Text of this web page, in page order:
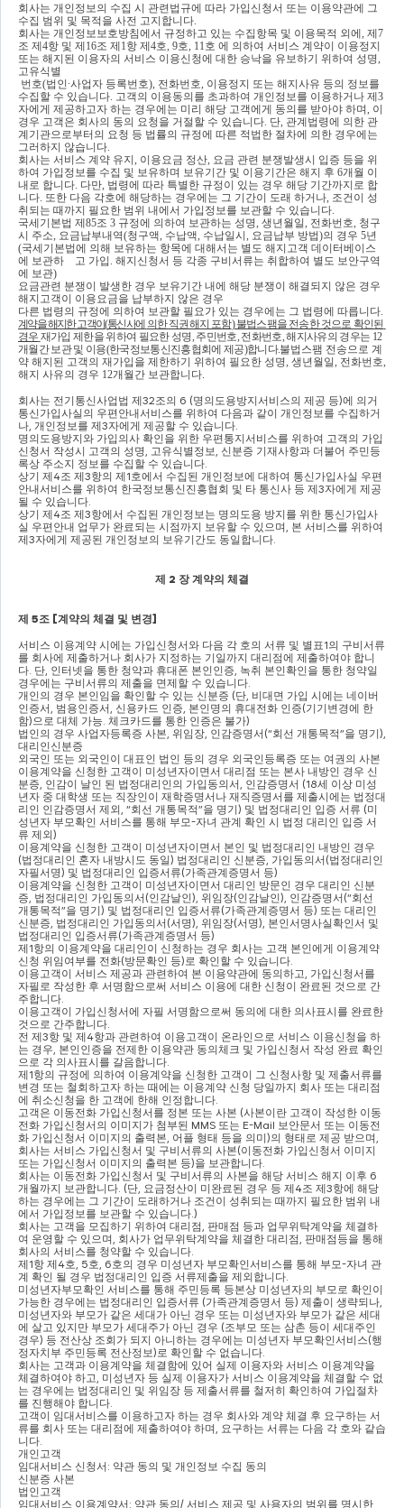
회사는 개인정보의 수집 시 관련법규에 따라 가입신청서 또는 이용약관에 그
수집 범위 및 목적을 사전 고지합니다
회사는 개인정보보호방침에서 규정하고 있는 수집항목 및 이용목적 외에 제7
조 제4항 및 제16조 제1 항 제4호 , 9호 , 11 호 에 의하여 서비스 계약이 이용정지
또는 해지된 이용자의 서비스 이용신청에 대한 승낙을 유보하기 위하여 성명
고유식별
번호(법인∙사업자 등록번호), 전화번호 이용정지 또는 해지사유 등의 정보를
수집할 수 있습니다 고객의 이용동의를 초과하여 개인정보를 이용하거나 제3
자에게 제공하고자 하는 경우에는 미리 해당 고객에게 동의를 받아야 하며 이
경우 고객은 회사의 동의 요청을 거절할 수 있습니다 단 관계법령에 의한 관
계기관으로부터의 요청 등 법률의 규정에 따른 적법한 절차에 의한 경우에는
그러하지 않습니다
회사는 서비스 계약 유지
이용요금 정산 요금 관련 분쟁발생시 입증 등을 위
하여 가입정보를 수집 및 보유하며 보유기간 및 이용기간은 해지 후 6개월 이
내로 합니다 다만 법령에 따라 특별한 규정이 있는 경우 해당 기간까지로 합
니다 또한 다음 각호에 해당하는 경우에는 그 기간이 도래 하거나 조건이 성
취되는 때까지 필요한 범위 내에서 가입정보를 보관할 수 있습니다
국세기본법 제85조 3 규정에 의하여 보관하는 성명 생년월일 전화번호 청구
시 주소
요금납부내역(청구액 수납액 수납일시 요금납부 방법)의 경우 5
(국세기본법에 의해 보유하는 항목에 대해서는 별도 해지고객 데이터베이스
에 보관하    고 가입 해지신청서 등 각종 구비서류는 취합하여 별도 보안구역
에 보관)
요금관련 분쟁이 발생한 경우 보유기간 내에 해당 분쟁이 해결되지 않은 경우
해지고객이 이용요금을 납부하지 않은 경우
다른 법령의 규정에 의하여 보관할 필요가 있는 경우에는 그 법령에 따릅니다
계약을 해지한 고객이(통신사에 의한 직권해지 포함) 불법스팸을 전송한 것으로 확인된
경우 재가입 제한을 위하여 필요한 성명 주민번호 전화번호 , 해지사유의 경우는 12
개월간 보관 및 이용(한국정보통신진흥협회에 제공)합니다.불법스팸 전송으로 계
약 해지된 고객의 재가입을 제한하기 위하여 필요한 성명 생년월일 전화번호
해지 사유의 경우 12개월간 보관합니다
회사는 전기통신사업법 제32조의 6 (명의도용방지서비스의 제공 등)에 의거
통신가입사실의 우편안내서비스를 위하여 다음과 같이 개인정보를 수집하거
나 개인정보를 제3자에게 제공할 수 있습니다
명의도용방지와 가입의사 확인을 위한 우편통지서비스를 위하여 고객의 가입
신청서 작성시 고객의 성명
고유식별정보
신분증 기재사항과 더불어 주민등
록상 주소지 정보를 수집할 수 있습니다
상기 제4조 제3항의 제1호에서 수집된 개인정보에 대하여 통신가입사실 우편
안내서비스를 위하여 한국정보통신진흥협회 및 타 통신사 등 제3자에게 제공
될 수 있습니다
상기 제4조 제3항에서 수집된 개인정보는 명의도용 방지를 위한 통신가입사
실 우편안내 업무가 완료되는 시점까지 보유할 수 있으며 본 서비스를 위하여
제3자에게 제공된 개인정보의 보유기간도 동일합니다
제 2 장 계약의 체결
제 5조 [계약의 체결 및 변경]
서비스 이용계약 시에는 가입신청서와 다음 각 호의 서류 및 별표1의 구비서류
를 회사에 제출하거나 회사가 지정하는 기일까지 대리점에 제출하여야 합니
다 단 인터넷을 통한 청약과 휴대폰 본인인증 녹취 본인확인을 통한 청약일
경우에는 구비서류의 제출을 면제할 수 있습니다
개인의 경우 본인임을 확인할 수 있는 신분증 (단 비대면 가입 시에는 네이버
인증서 범용인증서 신용카드 인증 본인명의 휴대전화 인증(기기변경에 한
함) 으로 대체 가능 체크카드를 통한 인증은 불가)
법인의 경우 사업자등록증 사본 위임장 인감증명서(“회선 개통목적”을 명기
대리인신분증
외국인 또는 외국인이 대표인 법인 등의 경우 외국인등록증 또는 여권의 사본
이용계약을 신청한 고객이 미성년자이면서 대리점 또는 본사 내방인 경우 신
분증 인감이 날인 된 법정대리인의 가입동의서 인감증명서 (18세 이상 미성
년자 중 대학생 또는 직장인이 재학증명서나 재직증명서를 제출시에는 법정대
리인 인감증명서 제외 , “회선 개통목적”을 명기) 및 법정대리인 입증 서류 (미
성년자 부모확인 서비스를 통해 부모-자녀 관계 확인 시 법정 대리인 입증 서
류 제외)
(법정대리인 혼자 내방시도 동일) 법정대리인 신분증 가입동의서(법정대리인
자필서명) 및 법정대리인 입증서류(가족관계증명서 등)
이용계약을 신청한 고객이 미성년자이면서 대리인 방문인 경우 대리인 신분
증 법정대리인 가입동의서(인감날인), 위임장(인감날인), 인감증명서(“회선
개통목적”을 명기) 및 법정대리인 입증서류(가족관계증명서 등) 또는 대리인
신분증 법정대리인 가입동의서(서명), 위임장(서명), 본인서명사실확인서 및
법정대리인 입증서류(가족관계증명서 등)
제1항의 이용계약을 대리인이 신청하는 경우 회사는 고객 본인에게 이용계약
신청 위임여부를 전화(방문확인 등) 로 확인할 수 있습니다
이용고객이 서비스 제공과 관련하여 본 이용약관에 동의하고
가입신청서를
자필로 작성한 후 서명함으로써 서비스 이용에 대한 신청이 완료된 것으로 간
주합니다
이용고객이 가입신청서에 자필 서명함으로써 동의에 대한 의사표시를 완료한
것으로 간주합니다
전 제3항 및 제4항과 관련하여 이용고객이 온라인으로 서비스 이용신청을 하
는 경우 본인인증을 전제한 이용약관 동의체크 및 가입신청서 작성 완료 확인
으로 각 의사표시를 갈음합니다
제1항의 규정에 의하여 이용계약을 신청한 고객이 그 신청사항 및 제출서류를
변경 또는 철회하고자 하는 때에는 이용계약 신청 당일까지 회사 또는 대리점
에 취소신청을 한 고객에 한해 인정합니다
고객은 이동전화 가입신청서를 정본 또는 사본 (사본이란 고객이 작성한 이동
전화 가입신청서의 이미지가 첨부된 MMS 또는 E-Mail 보안문서 또는 이동전
화 가입신청서 이미지의 출력본 어플 형태 등을 의미)의 형태로 제공 받으며
회사는 서비스 가입신청서 및 구비서류의 사본(이동전화 가입신청서 이미지
또는 가입신청서 이미지의 출력본 등)을 보관합니다
회사는 이동전화 가입신청서 및 구비서류의 사본을 해당 서비스 해지 이후 6
개월까지 보관합니다 . (단 요금정산이 미완료된 경우 등 제4조 제3항에 해당
하는 경우에는 그 기간이 도래하거나 조건이 성취되는 때까지 필요한 범위 내
에서 가입정보를 보관할 수 있습니다 .)
회사는 고객을 모집하기 위하여 대리점 판매점 등과 업무위탁계약을 체결하
여 운영할 수 있으며 회사가 업무위탁계약을 체결한 대리점 판매점등을 통해
회사의 서비스를 청약할 수 있습니다
제1항 제4호 , 5호 , 6호의 경우 미성년자 부모확인서비스를 통해 부모-자녀 관
계 확인 될 경우 법정대리인 입증 서류제출을 제외합니다
미성년자부모확인 서비스를 통해 주민등록 등본상 미성년자의 부모로 확인이
가능한 경우에는 법정대리인 입증서류 (가족관계증명서 등) 제출이 생략되나
미성년자와 부모가 같은 세대가 아닌 경우 또는 미성년자와 부모가 같은 세대
에 살고 있지만 부모가 세대주가 아닌 경우 (조부모 또는 삼촌 등이 세대주인
경우) 등 전산상 조회가 되지 아니하는 경우에는 미성년자 부모확인서비스(행
정자치부 주민등록 전산정보) 로 확인할 수 없습니다
회사는 고객과 이용계약을 체결함에 있어 실제 이용자와 서비스 이용계약을
체결하여야 하고
미성년자 등 실제 이용자가 서비스 이용계약을 체결할 수 없
는 경우에는 법정대리인 및 위임장 등 제출서류를 철저히 확인하여 가입절차
를 진행해야 합니다
고객이 임대서비스를 이용하고자 하는 경우 회사와 계약 체결 후 요구하는 서
류를 회사 또는 대리점에 제출하여야 하며
요구하는 서류는 다음 각 호와 같습
니다
개인고객
임대서비스 신청서: 약관 동의 및 개인정보 수집 동의
신분증 사본
법인고객
임대서비스 이용계약서: 약관 동의/ 서비스 제공 및 사용자의 범위를 명시한